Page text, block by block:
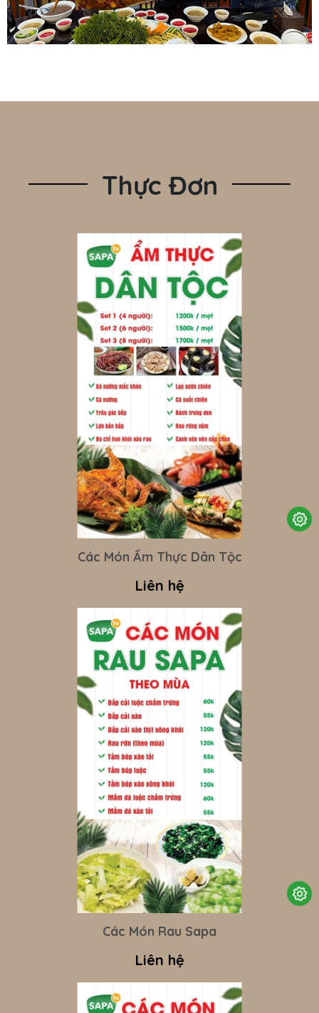
Thực Đơn
Các Món Ẩm Thực Dân Tộc
Liên hệ
Các Món Rau Sapa
Liên hệ